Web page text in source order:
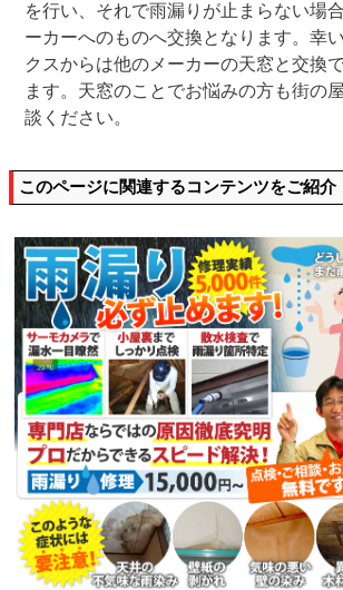
を行い、それで雨漏りが止まらない場
ーカーへのものへ交換となります。幸
クスからは他のメーカーの天窓と交換
ます。天窓のことでお悩みの方も街の
談ください。
このページに関連するコンテンツをご紹介